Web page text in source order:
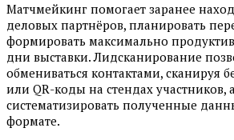
Матчмейкинг помогает заранее
деловых партнёров, планировать
формировать максимально
дни выставки. Лидсканирование
обмениваться контактами, сканируя
или QR-коды на стендах участников,
систематизировать полученные
формате.